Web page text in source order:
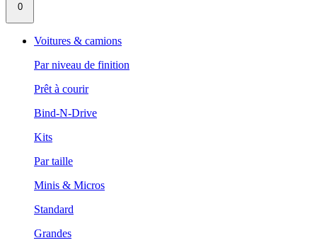
0
Voitures & camions
Par niveau de finition
Prêt à courir
Bind-N-Drive
Kits
Par taille
Minis & Micros
Standard
Grandes